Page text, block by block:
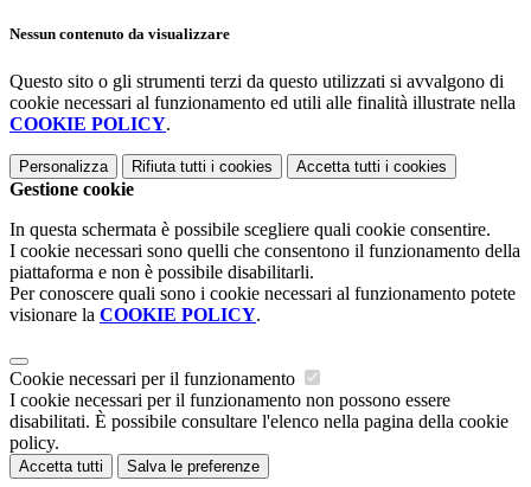
Nessun contenuto da visualizzare
Questo sito o gli strumenti terzi da questo utilizzati si avvalgono di
cookie necessari al funzionamento ed utili alle finalità illustrate nella
COOKIE POLICY.
Personalizza Rifiuta tutti i cookies Accetta tutti i cookies
Gestione cookie
In questa schermata è possibile scegliere quali cookie consentire.
I cookie necessari sono quelli che consentono il funzionamento della
piattaforma e non è possibile disabilitarli.
Per conoscere quali sono i cookie necessari al funzionamento potete
visionare la COOKIE POLICY.
Cookie necessari per il funzionamento
I cookie necessari per il funzionamento non possono essere
disabilitati. È possibile consultare l'elenco nella pagina della cookie
policy.
Accetta tutti Salva le preferenze